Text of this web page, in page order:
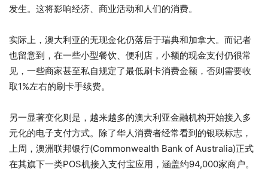
发生。这将影响经济、商业活动和人们的消费。
实际上，澳大利亚的无现金化仍落后于瑞典和加拿大。而记者
也留意到，在一些小型餐饮、便利店，小额的现金支付仍很常
见，一些商家甚至私自规定了最低刷卡消费金额，否则需要收
取1%左右的刷卡手续费。
另一显著变化则是，越来越多的澳大利亚金融机构开始接入多
元化的电子支付方式。除了华人消费者经常看到的银联标志，
上周，澳洲联邦银行(Commonwealth Bank of Australia)正式
在其旗下一类POS机接入支付宝应用，涵盖约94,000家商户。